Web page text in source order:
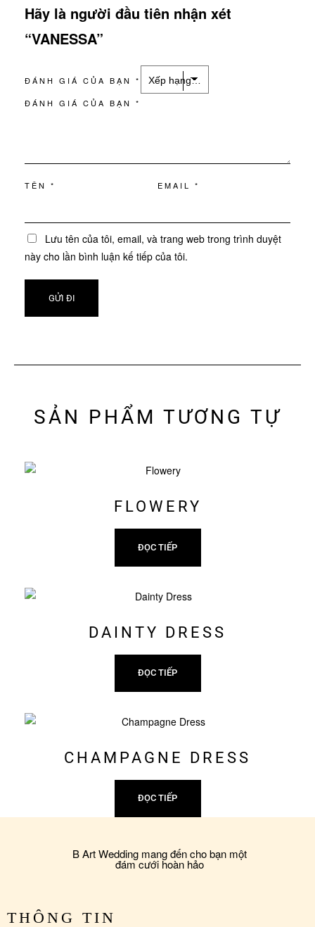
Hãy là người đầu tiên nhận xét
“VANESSA”
ĐÁNH GIÁ CỦA BẠN *
ĐÁNH GIÁ CỦA BẠN *
TÊN * EMAIL *
Lưu tên của tôi, email, và trang web trong trình duyệt
này cho lần bình luận kế tiếp của tôi.
SẢN PHẨM TƯƠNG TỰ
FLOWERY
ĐỌC TIẾP
DAINTY DRESS
ĐỌC TIẾP
CHAMPAGNE DRESS
ĐỌC TIẾP
B Art Wedding mang đến cho bạn một
đám cưới hoàn hảo
THÔNG TIN